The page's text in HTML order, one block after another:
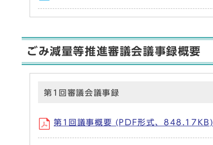
ごみ減量等推進審議会議事録概要
第1回審議会議事録
第1回議事概要 (PDF形式、848.17KB)